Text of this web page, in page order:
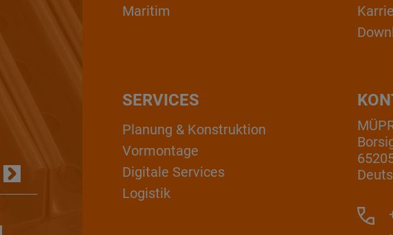
Maritim
SERVICES
Planung & Konstruktion
Vormontage
Digitale Services
Logistik